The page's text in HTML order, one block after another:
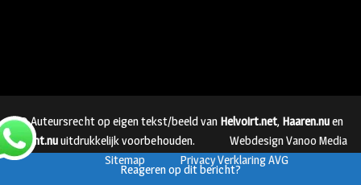
Reageren op dit bericht?
© Auteursrecht op eigen tekst/beeld van Helvoirt.net, Haaren.nuen
Vught.nuuitdrukkelijk voorbehouden.
Webdesign Vanoo Media
Sitemap
Privacy Verklaring AVG